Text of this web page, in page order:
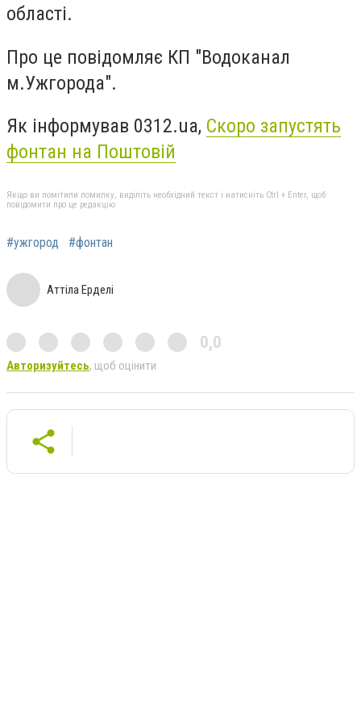
області.
Про це повідомляє КП "Водоканал
м.Ужгорода".
Як інформував 0312.ua, Скоро запустять
фонтан на Поштовій
Якщо ви помітили помилку, виділіть необхідний текст і натисніть Ctrl + Enter, щоб
повідомити про це редакцію
#ужгород #фонтан
Аттіла Ерделі
0,0
Авторизуйтесь, щоб оцінити